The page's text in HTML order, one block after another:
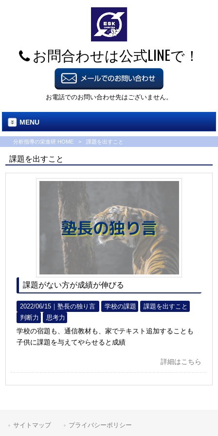
お問合わせは公式LINEで！
お電話でのお問い合わせ先はございません。
MENU
分析指導の栄進研 HOME > 課題を出すこと
課題を出すこと
課題がない方が成績が伸びる
2022/06/15｜塾長の独り言 学校の課題
課題を出すこと
判断力
思考力
学校の宿題も、通信教材も、家でテキスト追加することも
子供に課題を与えてやらせると成績
詳細はこちら
サイトマップ プライバシーポリシー